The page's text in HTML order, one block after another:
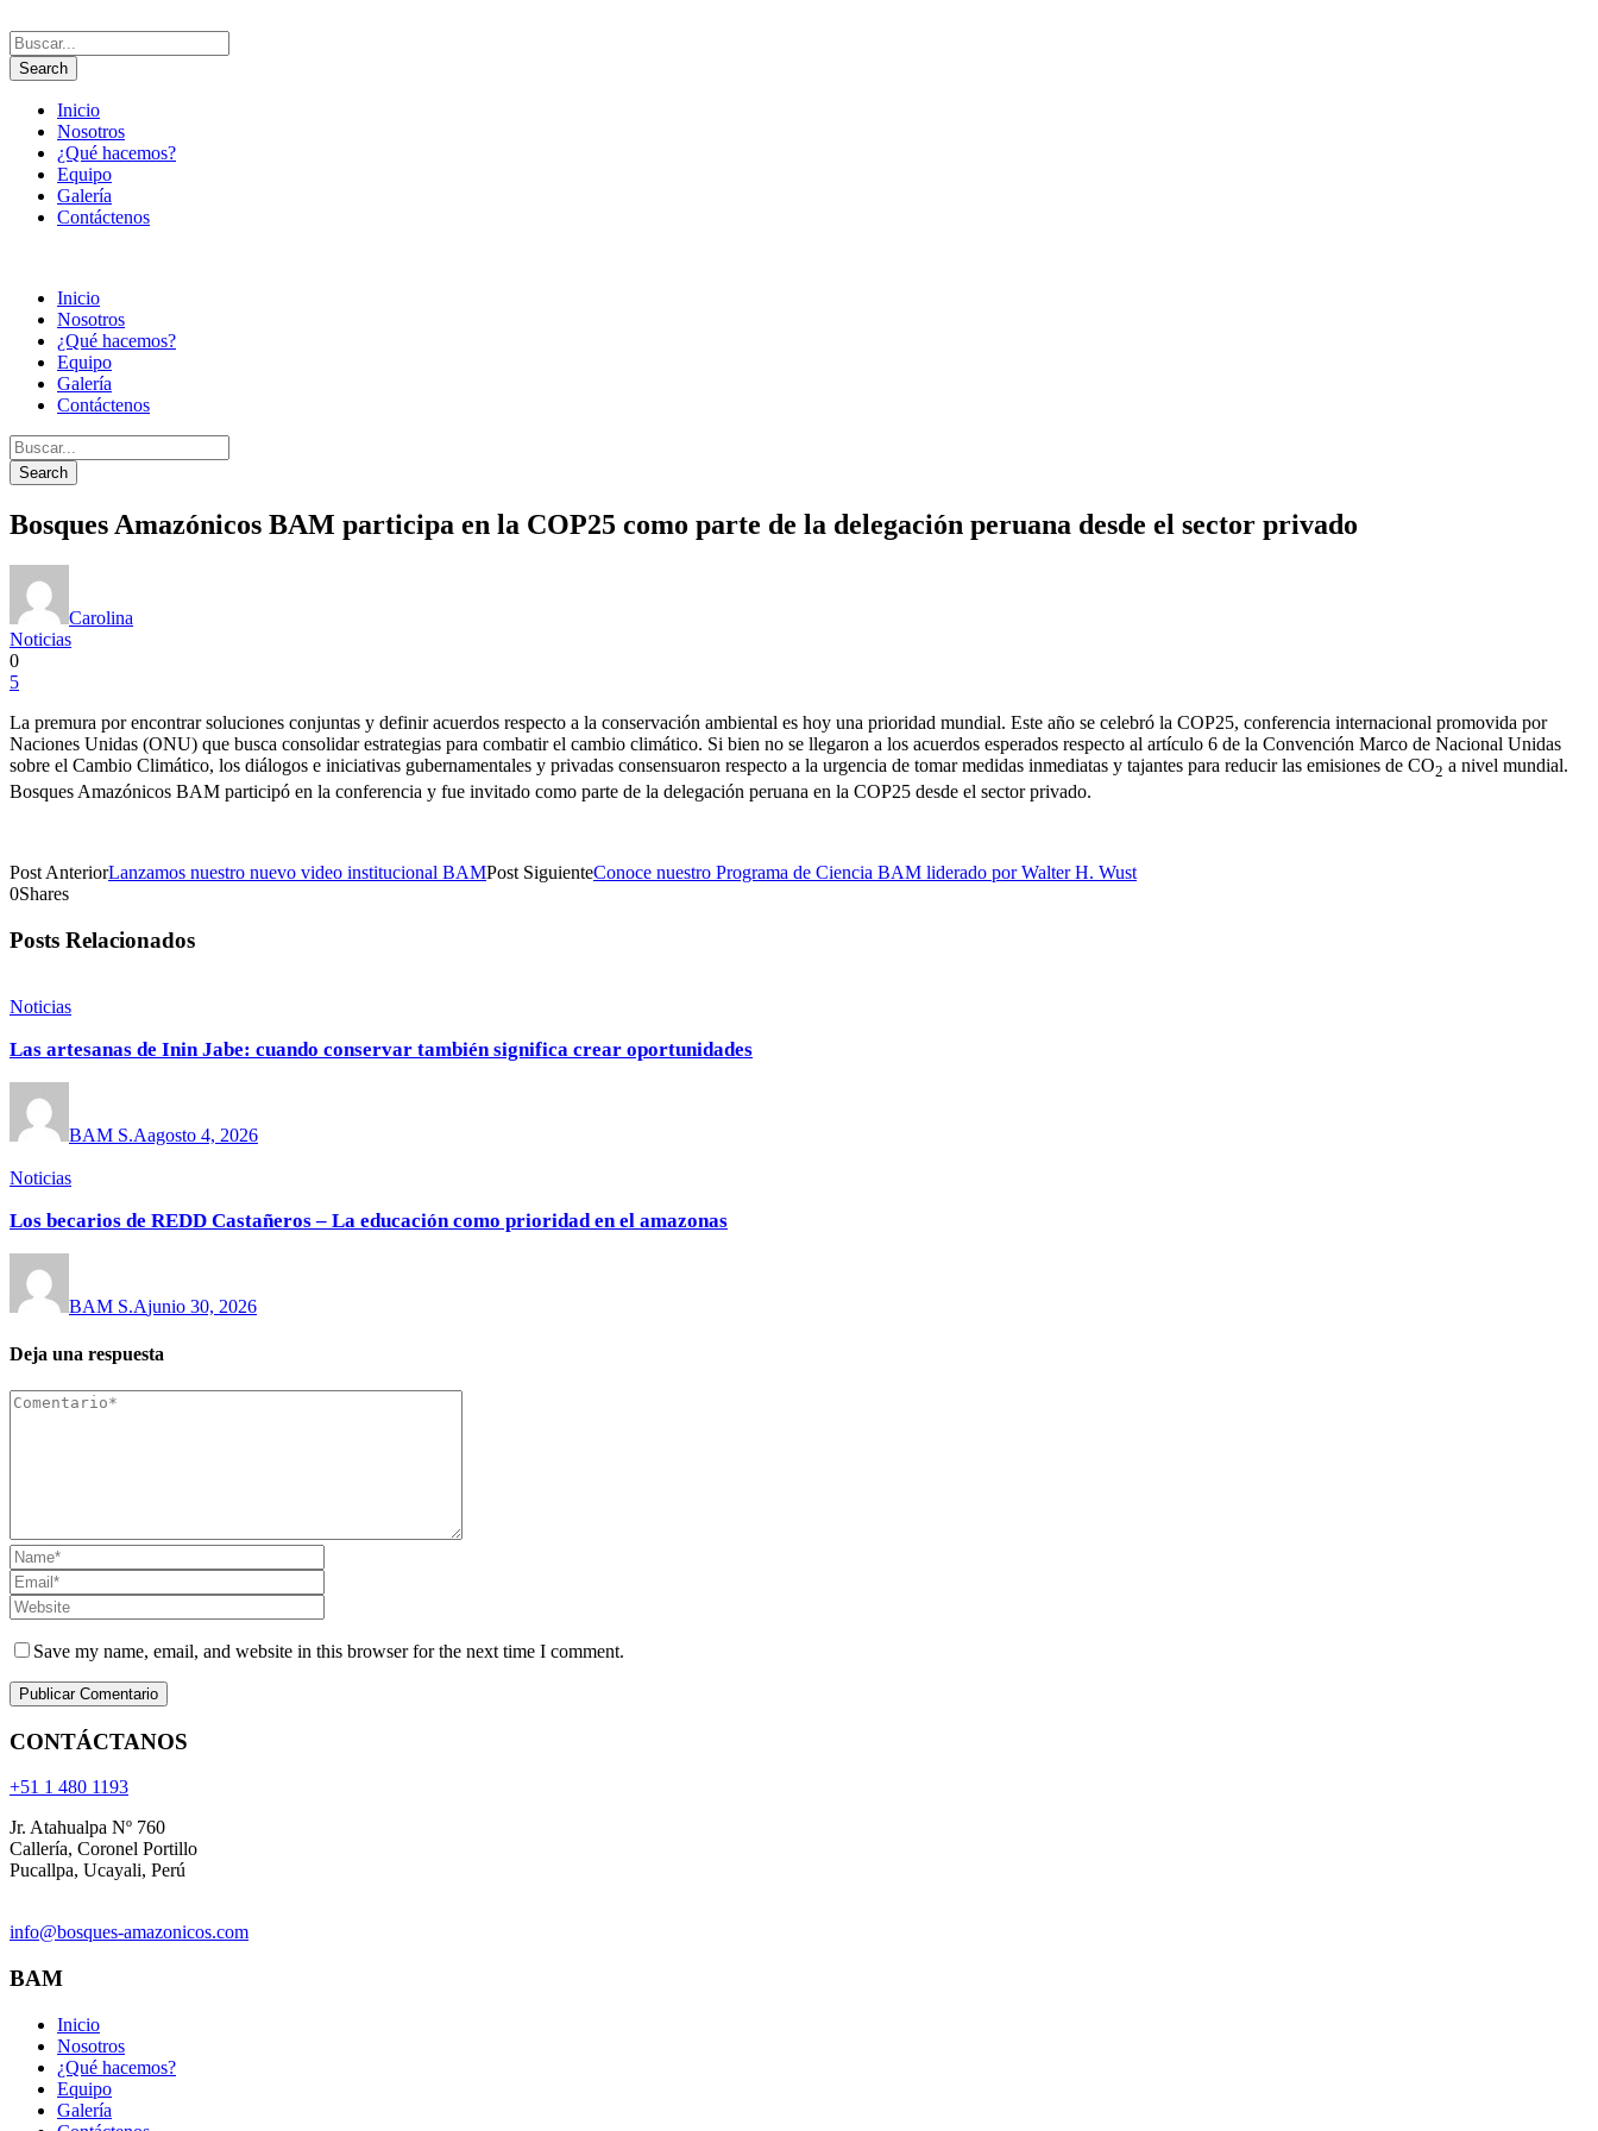
Inicio
Nosotros
¿Qué hacemos?
Equipo
Galería
Contáctenos
Inicio
Nosotros
¿Qué hacemos?
Equipo
Galería
Contáctenos
Bosques Amazónicos BAM participa en la COP25 como parte de la delegación peruana desde el sector privado
Carolina
Noticias
0
5
La premura por encontrar soluciones conjuntas y definir acuerdos respecto a la conservación ambiental es hoy una prioridad mundial. Este año se celebró la COP25, conferencia internacional promovida por
Naciones Unidas (ONU) que busca consolidar estrategias para combatir el cambio climático. Si bien no se llegaron a los acuerdos esperados respecto al artículo 6 de la Convención Marco de Nacional Unidas
sobre el Cambio Climático, los diálogos e iniciativas gubernamentales y privadas consensuaron respecto a la urgencia de tomar medidas inmediatas y tajantes para reducir las emisiones de CO2 a nivel mundial.
Bosques Amazónicos BAM participó en la conferencia y fue invitado como parte de la delegación peruana en la COP25 desde el sector privado.
Post AnteriorLanzamos nuestro nuevo video institucional BAMPost SiguienteConoce nuestro Programa de Ciencia BAM liderado por Walter H. Wust
0Shares
Posts Relacionados
Noticias
Las artesanas de Inin Jabe: cuando conservar también significa crear oportunidades
BAM S.Aagosto 4, 2026
Noticias
Los becarios de REDD Castañeros – La educación como prioridad en el amazonas
BAM S.Ajunio 30, 2026
Deja una respuesta
Save my name, email, and website in this browser for the next time I comment.
CONTÁCTANOS
+51 1 480 1193
Jr. Atahualpa Nº 760
Callería, Coronel Portillo
Pucallpa, Ucayali, Perú
info@bosques-amazonicos.com
BAM
Inicio
Nosotros
¿Qué hacemos?
Equipo
Galería